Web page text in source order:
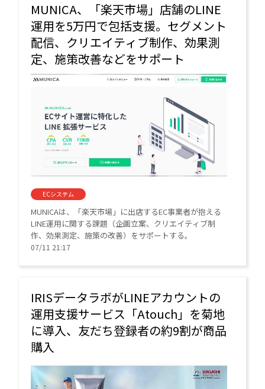
MUNICA、「楽天市場」店舗のLINE
運用を5万円で包括支援。セグメント
配信、クリエイティブ制作、効果測
定、施策改善などをサポート
ECシステム
MUNICAは、「楽天市場」に出店するEC事業者が抱える
LINE運用に関する課題（企画立案、クリエイティブ制
作、効果測定、施策の改善）をサポートする。
07/11 21:17
IRISデータラボがLINEアカウントの
運用支援サービス「Atouch」を菊地
に導入、友だち登録者の約9割が商品
購入